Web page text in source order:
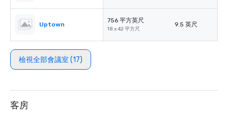
Uptown
756 平方英尺
18 x 42 平方尺
9.5 英尺
檢視全部會議室 (17)
客房